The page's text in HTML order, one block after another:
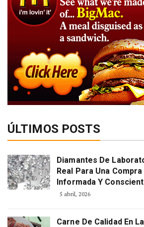
ÚLTIMOS POSTS
Diamantes De
Real Para Una Compra
Informada Y
5 abril, 2026
Carne De Calidad En La